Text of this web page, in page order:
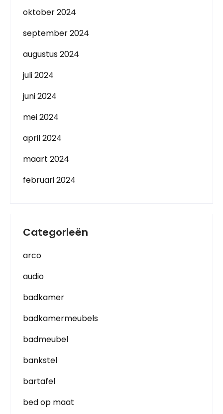
oktober 2024
september 2024
augustus 2024
juli 2024
juni 2024
mei 2024
april 2024
maart 2024
februari 2024
Categorieën
arco
audio
badkamer
badkamermeubels
badmeubel
bankstel
bartafel
bed op maat